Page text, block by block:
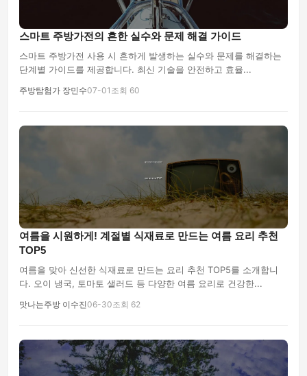
스마트 주방가전의 흔한 실수와 문제 해결 가이드
스마트 주방가전 사용 시 흔하게 발생하는 실수와 문제를 해결하는
단계별 가이드를 제공합니다. 최신 기술을 안전하고 효율...
주방탐험가 장민수07-01 조회 60
여름을 시원하게! 계절별 식재료로 만드는 여름 요리 추천
TOP5
여름을 맞아 신선한 식재료로 만드는 요리 추천 TOP5를 소개합니
다. 오이 냉국, 토마토 샐러드 등 다양한 여름 요리로 건강한...
맛나는주방 이수진06-30조회 62